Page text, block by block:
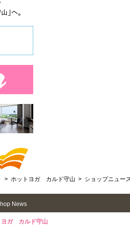
> ホットヨガ カルド守山 > ショップニュー
News
ヨガ カルド守山